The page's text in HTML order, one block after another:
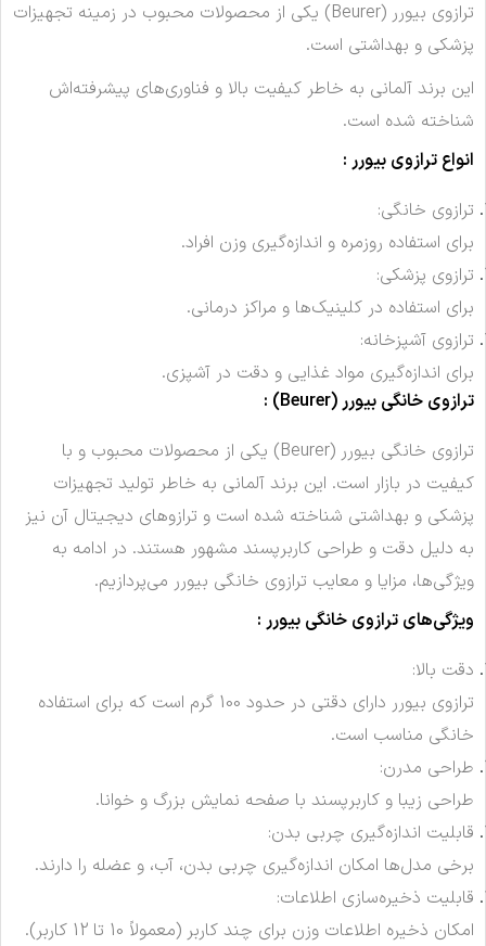
ترازوی بیورر (Beurer) یکی از محصولات محبوب در زمینه تجهیزات
پزشکی و بهداشتی است.
این برند آلمانی به خاطر کیفیت بالا و فناوری‌های پیشرفته‌اش
شناخته شده است.
انواع ترازوی بیورر :
ترازوی خانگی:
برای استفاده روزمره و اندازه‌گیری وزن افراد.
ترازوی پزشکی:
برای استفاده در کلینیک‌ها و مراکز درمانی.
ترازوی آشپزخانه:
برای اندازه‌گیری مواد غذایی و دقت در آشپزی.
ترازوی خانگی بیورر (Beurer) :
ترازوی خانگی بیورر (Beurer) یکی از محصولات محبوب و با
کیفیت در بازار است. این برند آلمانی به خاطر تولید تجهیزات
پزشکی و بهداشتی شناخته شده است و ترازوهای دیجیتال آن نیز
به دلیل دقت و طراحی کاربرپسند مشهور هستند. در ادامه به
ویژگی‌ها، مزایا و معایب ترازوی خانگی بیورر می‌پردازیم.
ویژگی‌های ترازوی خانگی بیورر :
دقت بالا:
ترازوی بیورر دارای دقتی در حدود 100 گرم است که برای استفاده
خانگی مناسب است.
طراحی مدرن:
طراحی زیبا و کاربرپسند با صفحه نمایش بزرگ و خوانا.
قابلیت اندازه‌گیری چربی بدن:
برخی مدل‌ها امکان اندازه‌گیری چربی بدن، آب، و عضله را دارند.
قابلیت ذخیره‌سازی اطلاعات:
امکان ذخیره اطلاعات وزن برای چند کاربر (معمولاً 10 تا 12 کاربر).